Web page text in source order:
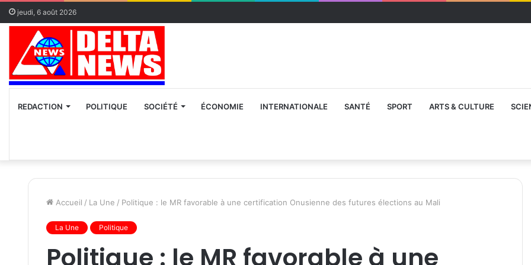
jeudi, 6 août 2026
REDACTION POLITIQUE SOCIÉTÉ ÉCONOMIE INTERNATIONALE SANTÉ SPORT ARTS & CULTURE
Accueil / La Une / Politique : le MR favorable à une certification Onusienne des futures élections au Mali
La Une Politique
Politique : le MR favorable à une